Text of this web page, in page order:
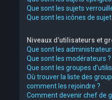
Que sont les sujets
Que sont les icônes de sujet
Niveaux d’utilisateurs et
Que sont les
Que sont les modérateurs ?
Que sont les groupes
Où trouver la liste des
comment les rejoindre ?
Comment devenir chef de